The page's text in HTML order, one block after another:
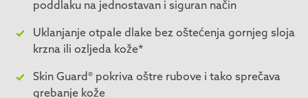
poddlaku na jednostavan i siguran način
Uklanjanje otpale dlake bez oštećenja gornjeg sloja
krzna ili ozljeda kože*
Skin Guard® pokriva oštre rubove i tako sprečava
grebanje kože